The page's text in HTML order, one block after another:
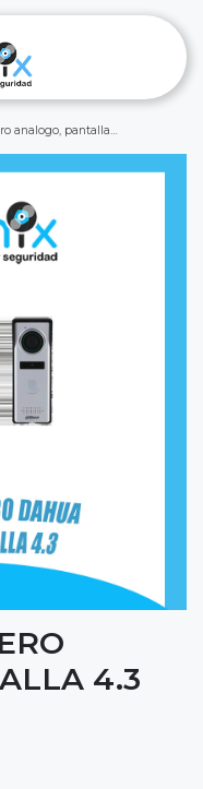
analogo, pantalla 4.3
4.3